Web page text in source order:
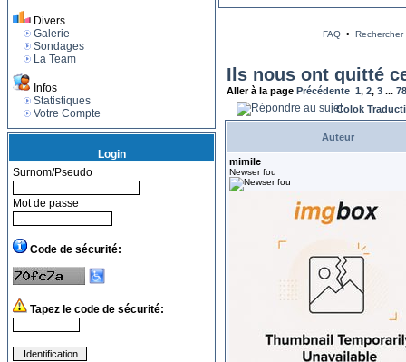
Divers
Galerie
Sondages
La Team
Infos
Statistiques
Votre Compte
Login
Surnom/Pseudo
Mot de passe
Code de sécurité:
Tapez le code de sécurité:
FAQ • Rechercher
Ils nous ont quitté
Aller à la page Précédente 1, 2, 3 ... 78
Colok
Auteur
mimile
Newser fou